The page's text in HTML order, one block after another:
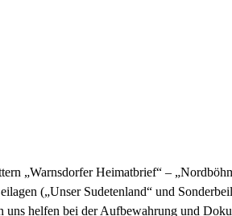
„Warnsdorfer Heimatbrief“ –
(„Unser Sudetenland“ und
uns helfen bei der Aufbewahrung und